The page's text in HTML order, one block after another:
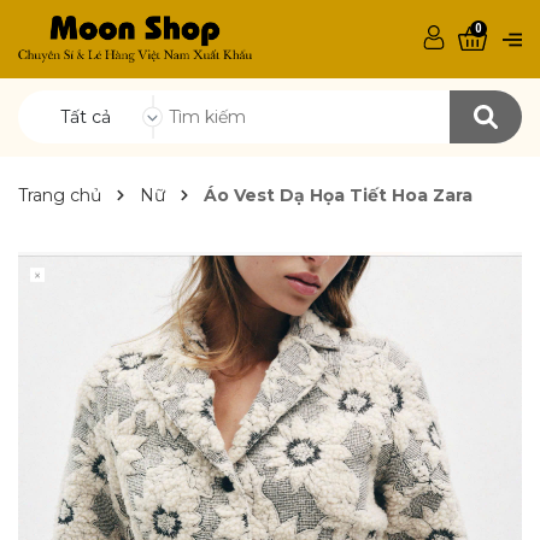
Tất cả
0
Trang chủ Nữ Áo Vest Dạ Họa Tiết Hoa Zara